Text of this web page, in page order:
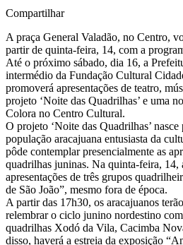
Compartilhar
A praça General Valadão, no Centro,
partir de quinta-feira, 14, com a
Até o próximo sábado, dia 16, a
intermédio da Fundação Cultural
promoverá apresentações de teatro,
projeto ‘Noite das Quadrilhas’ e uma
Colora no Centro Cultural.
O projeto ‘Noite das Quadrilhas’ nasce
população aracajuana entusiasta da
pôde contemplar presencialmente as
quadrilhas juninas. Na quinta-feira, 14,
apresentações de três grupos
de São João”, mesmo fora de época.
A partir das 17h30, os aracajuanos
relembrar o ciclo junino nordestino com
quadrilhas Xodó da Vila, Cacimba
disso, haverá a estreia da exposição